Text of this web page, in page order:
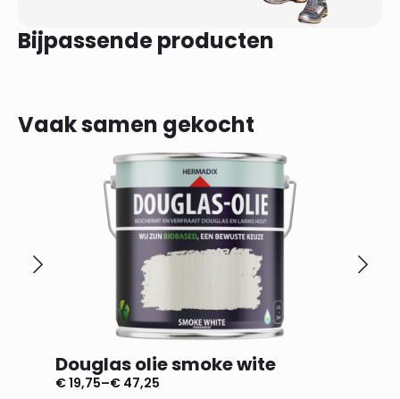
Bijpassende producten
Vaak samen gekocht
Douglas olie smoke wite
€19,75–€ 47,25
Prijsklasse: